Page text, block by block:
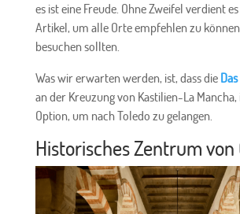
es ist eine Freude. Ohne Zweifel verdient
Artikel, um alle Orte empfehlen zu
besuchen sollten.
Was wir erwarten werden, ist, dass die
an der Kreuzung von Kastilien-La Mancha,
Option, um nach Toledo zu gelangen.
Historisches Zentrum von